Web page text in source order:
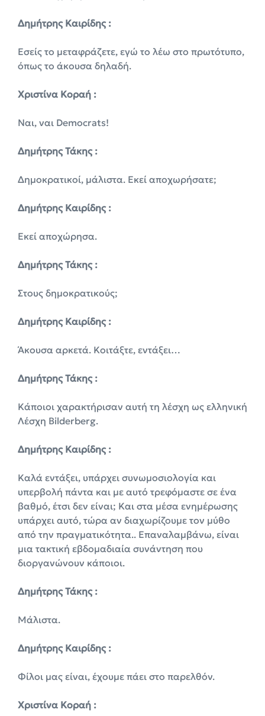
Δημήτρης Καιρίδης :
Εσείς το μεταφράζετε, εγώ το λέω στο πρωτότυπο,
όπως το άκουσα δηλαδή.
Χριστίνα Κοραή :
Ναι, ναι Democrats!
Δημήτρης Τάκης :
Δημοκρατικοί, μάλιστα. Εκεί αποχωρήσατε;
Δημήτρης Καιρίδης :
Εκεί αποχώρησα.
Δημήτρης Τάκης :
Στους δημοκρατικούς;
Δημήτρης Καιρίδης :
Άκουσα αρκετά. Κοιτάξτε, εντάξει…
Δημήτρης Τάκης :
Κάποιοι χαρακτήρισαν αυτή τη λέσχη ως ελληνική
Λέσχη Bilderberg.
Δημήτρης Καιρίδης :
Καλά εντάξει, υπάρχει συνωμοσιολογία και
υπερβολή πάντα και με αυτό τρεφόμαστε σε ένα
βαθμό, έτσι δεν είναι; Και στα μέσα ενημέρωσης
υπάρχει αυτό, τώρα αν διαχωρίζουμε τον μύθο
από την πραγματικότητα.. Επαναλαμβάνω, είναι
μια τακτική εβδομαδιαία συνάντηση που
διοργανώνουν κάποιοι.
Δημήτρης Τάκης :
Μάλιστα.
Δημήτρης Καιρίδης :
Φίλοι μας είναι, έχουμε πάει στο παρελθόν.
Χριστίνα Κοραή :